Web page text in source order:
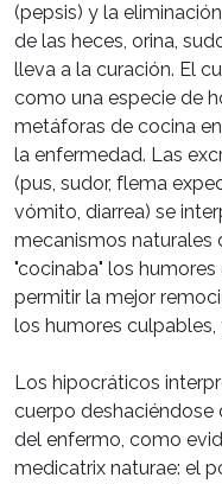
(pepsis) y la
de las heces, orina,
lleva a la curación. El
como una especie de
metáforas de cocina
la enfermedad. Las
(pus, sudor, flema
vómito, diarrea) se
mecanismos naturales
"cocinaba" los
permitir la mejor
los humores
Los hipocráticos
cuerpo deshaciéndose
del enfermo, como
medicatrix naturae: el